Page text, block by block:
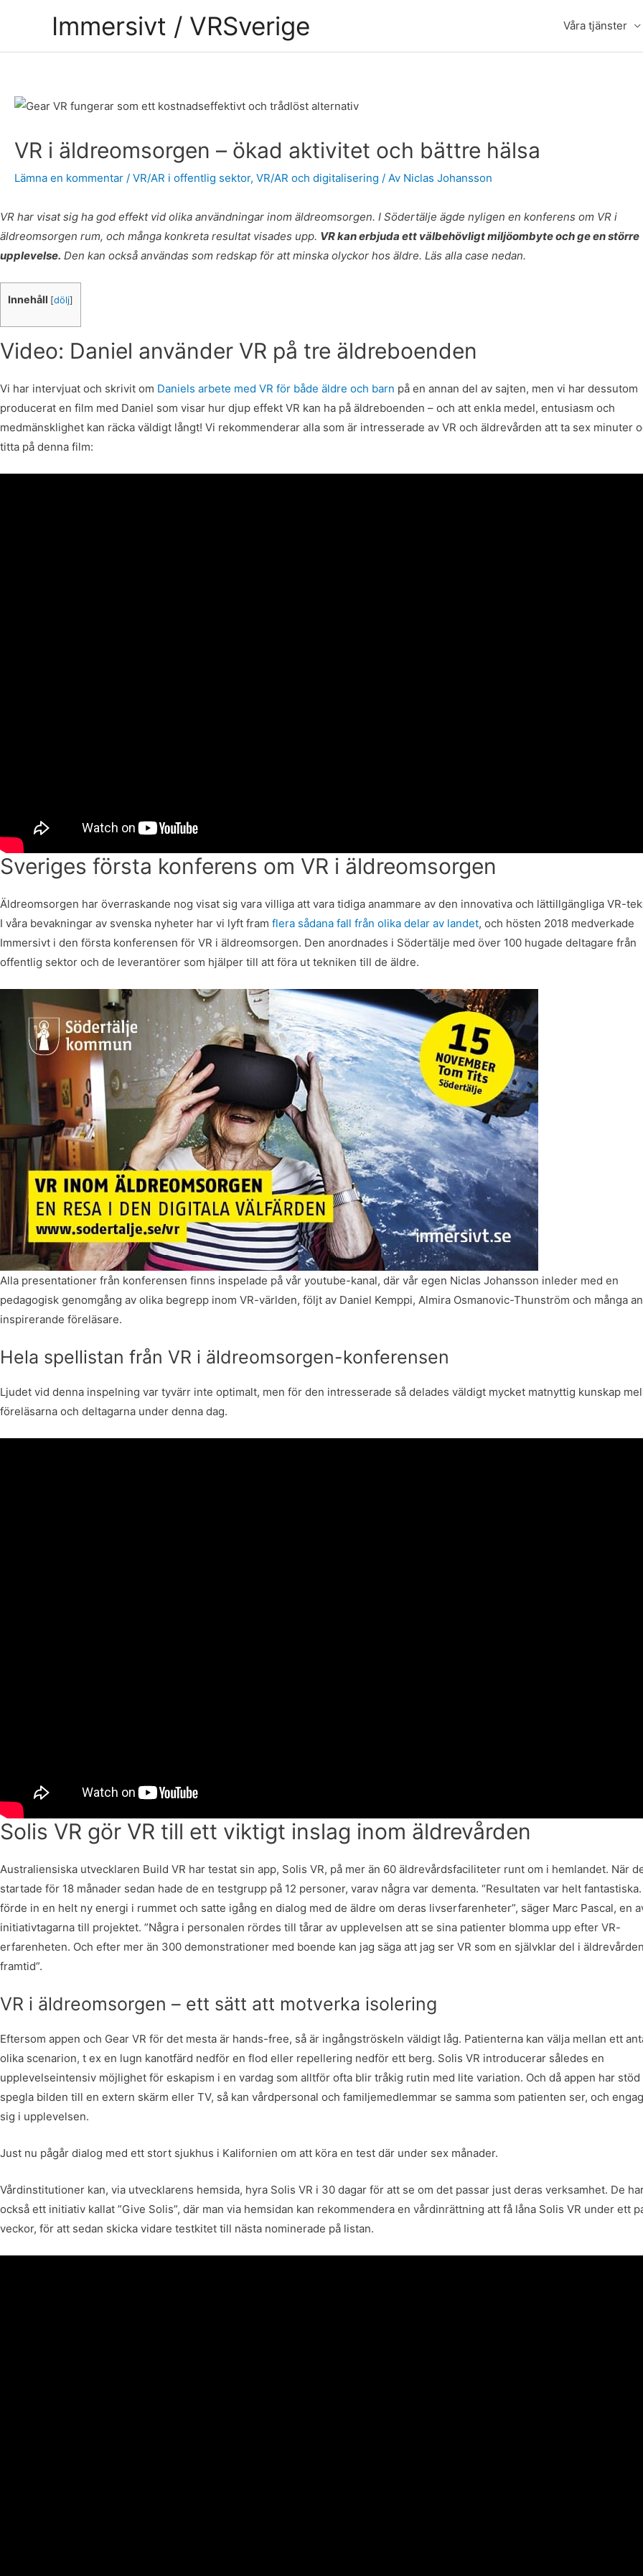
Immersivt / VRSverige Våra tjänster
VR i äldreomsorgen – ökad aktivitet och bättre hälsa
Lämna en kommentar / VR/AR i offentlig sektor, VR/AR och digitalisering / Av Niclas Johansson
VR har visat sig ha god effekt vid olika användningar inom äldreomsorgen. I Södertälje ägde nyligen en konferens om VR i
äldreomsorgen rum, och många konkreta resultat visades upp. VR kan erbjuda ett välbehövligt miljöombyte och ge en större
upplevelse. Den kan också användas som redskap för att minska olyckor hos äldre. Läs alla case nedan.
Innehåll [dölj]
Video: Daniel använder VR på tre äldreboenden
Vi har intervjuat och skrivit om Daniels arbete med VR för både äldre och barn på en annan del av sajten, men vi har dessutom
producerat en film med Daniel som visar hur djup effekt VR kan ha på äldreboenden – och att enkla medel, entusiasm och
medmänsklighet kan räcka väldigt långt! Vi rekommenderar alla som är intresserade av VR och äldrevården att ta sex minuter
titta på denna film:
Sveriges första konferens om VR i äldreomsorgen
Äldreomsorgen har överraskande nog visat sig vara villiga att vara tidiga anammare av den innovativa och lättillgängliga VR-
I våra bevakningar av svenska nyheter har vi lyft fram flera sådana fall från olika delar av landet, och hösten 2018 medverkade
Immersivt i den första konferensen för VR i äldreomsorgen. Den anordnades i Södertälje med över 100 hugade deltagare från
offentlig sektor och de leverantörer som hjälper till att föra ut tekniken till de äldre.
Alla presentationer från konferensen finns inspelade på vår youtube-kanal, där vår egen Niclas Johansson inleder med en
pedagogisk genomgång av olika begrepp inom VR-världen, följt av Daniel Kemppi, Almira Osmanovic-Thunström och många
inspirerande föreläsare.
Hela spellistan från VR i äldreomsorgen-konferensen
Ljudet vid denna inspelning var tyvärr inte optimalt, men för den intresserade så delades väldigt mycket matnyttig kunskap
föreläsarna och deltagarna under denna dag.
Solis VR gör VR till ett viktigt inslag inom äldrevården
Australiensiska utvecklaren Build VR har testat sin app, Solis VR, på mer än 60 äldrevårdsfaciliteter runt om i hemlandet. När
startade för 18 månader sedan hade de en testgrupp på 12 personer, varav några var dementa. “Resultaten var helt
förde in en helt ny energi i rummet och satte igång en dialog med de äldre om deras livserfarenheter”, säger Marc Pascal, en
initiativtagarna till projektet. ”Några i personalen rördes till tårar av upplevelsen att se sina patienter blomma upp efter VR-
erfarenheten. Och efter mer än 300 demonstrationer med boende kan jag säga att jag ser VR som en självklar del i
framtid”.
VR i äldreomsorgen – ett sätt att motverka isolering
Eftersom appen och Gear VR för det mesta är hands-free, så är ingångströskeln väldigt låg. Patienterna kan välja mellan ett
olika scenarion, t ex en lugn kanotfärd nedför en flod eller repellering nedför ett berg. Solis VR introducerar således en
upplevelseintensiv möjlighet för eskapism i en vardag som alltför ofta blir tråkig rutin med lite variation. Och då appen har
spegla bilden till en extern skärm eller TV, så kan vårdpersonal och familjemedlemmar se samma som patienten ser, och
sig i upplevelsen.
Just nu pågår dialog med ett stort sjukhus i Kalifornien om att köra en test där under sex månader.
Vårdinstitutioner kan, via utvecklarens hemsida, hyra Solis VR i 30 dagar för att se om det passar just deras verksamhet. De
också ett initiativ kallat ”Give Solis”, där man via hemsidan kan rekommendera en vårdinrättning att få låna Solis VR under ett
veckor, för att sedan skicka vidare testkitet till nästa nominerade på listan.